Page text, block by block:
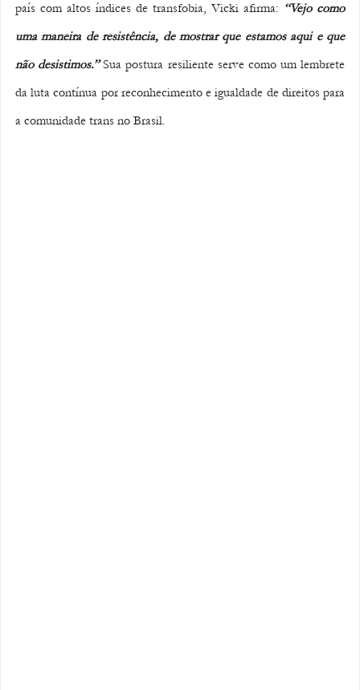
país com altos índices de transfobia, Vicki afirma: “Vejo como
uma maneira de resistência, de mostrar que estamos aqui e que
não desistimos.” Sua postura resiliente serve como um lembrete
da luta contínua por reconhecimento e igualdade de direitos para
a comunidade trans no Brasil.